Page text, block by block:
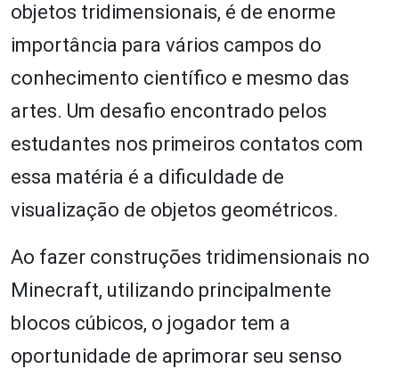
objetos tridimensionais, é de enorme
importância para vários campos do
conhecimento científico e mesmo das
artes. Um desafio encontrado pelos
estudantes nos primeiros contatos com
essa matéria é a dificuldade de
visualização de objetos geométricos.
Ao fazer construções tridimensionais no
Minecraft, utilizando principalmente
blocos cúbicos, o jogador tem a
oportunidade de aprimorar seu senso